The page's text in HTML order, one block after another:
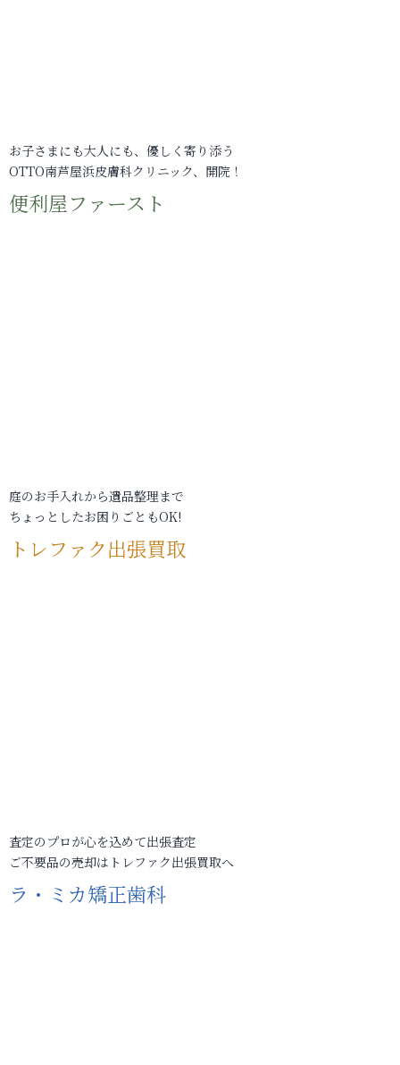
お子さまにも大人にも、優しく寄り添う
OTTO南芦屋浜皮膚科クリニック、開院！
便利屋ファースト
庭のお手入れから遺品整理まで
ちょっとしたお困りごともOK!
トレファク出張買取
査定のプロが心を込めて出張査定
ご不要品の売却はトレファク出張買取へ
ラ・ミカ矯正歯科